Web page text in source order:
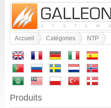
Accueil Catégories NTP
Produits